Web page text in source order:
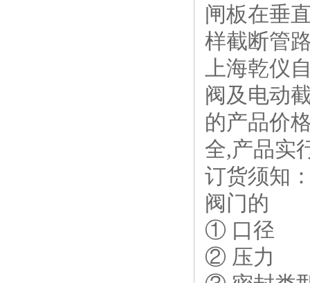
闸板在垂
样截断管
上海乾仪
阀及电动
的产品价
全,产品实
订货须知
阀门的
① 口径
② 压力